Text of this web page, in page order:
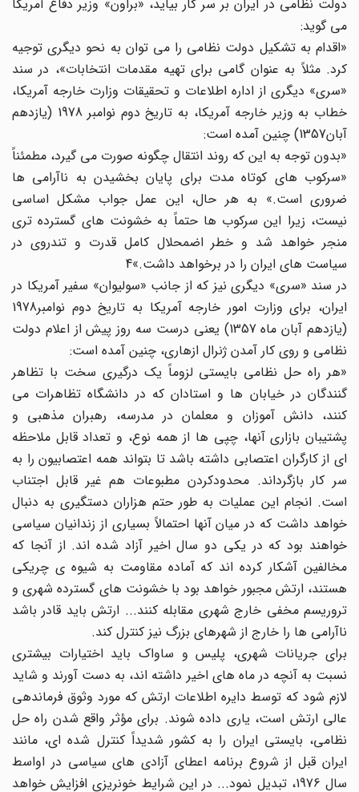
دولت نظامی در ایران بر سر کار بیاید، «براون» وزیر دفاع آمریکا
می گوید:
«اقدام به تشکیل دولت نظامی را می توان به نحو دیگری توجیه
کرد. مثلاً به عنوان گامی برای تهیه مقدمات انتخابات»، در سند
«سری» دیگری از اداره اطلاعات و تحقیقات وزارت خارجه آمریکا،
خطاب به وزیر خارجه آمریکا، به تاریخ دوم نوامبر 1978 (یازدهم
آبان1357) چنین آمده است:
«بدون توجه به این که روند انتقال چگونه صورت می گیرد، مطمئناً
«سرکوب های کوتاه مدت برای پایان بخشیدن به ناآرامی ها
ضروری است.» به هر حال، این عمل جواب مشکل اساسی
نیست، زیرا این سرکوب ها حتماً به خشونت های گسترده تری
منجر خواهد شد و خطر اضمحلال کامل قدرت و تندروی در
سیاست های ایران را در برخواهد داشت.»4
در سند «سری» دیگری نیز که از جانب «سولیوان» سفیر آمریکا در
ایران، برای وزارت امور خارجه آمریکا به تاریخ دوم نوامبر1978
(یازدهم آبان ماه 1357) یعنی درست سه روز پیش از اعلام دولت
نظامی و روی کار آمدن ژنرال ازهاری، چنین آمده است:
«هر راه حل نظامی بایستی لزوماً یک درگیری سخت با تظاهر
گنندگان در خیابان ها و استادان که در دانشگاه تظاهرات می
کنند، دانش آموزان و معلمان در مدرسه، رهبران مذهبی و
پشتیبان بازاری آنها، چپی ها از همه نوع، و تعداد قابل ملاحظه
ای از کارگران اعتصابی داشته باشد تا بتواند همه اعتصابیون را به
سر کار بازگرداند. محدودکردن مطبوعات هم غیر قابل اجتناب
است. انجام این عملیات به طور حتم هزاران دستگیری به دنبال
خواهد داشت که در میان آنها احتمالاً بسیاری از زندانیان سیاسی
خواهند بود که در یکی دو سال اخیر آزاد شده اند. از آنجا که
مخالفین آشکار کرده اند که آماده مقاومت به شیوه ی چریکی
هستند، ارتش مجبور خواهد بود با خشونت های گسترده شهری و
تروریسم مخفی خارج شهری مقابله کنند... ارتش باید قادر باشد
ناآرامی ها را خارج از شهرهای بزرگ نیز کنترل کند.
برای جریانات شهری، پلیس و ساواک باید اختیارات بیشتری
نسبت به آنچه در ماه های اخیر داشته اند، به دست آورند و شاید
لازم شود که توسط دایره اطلاعات ارتش که مورد وثوق فرماندهی
عالی ارتش است، یاری داده شوند. برای مؤثر واقع شدن راه حل
نظامی، بایستی ایران را به کشور شدیداً کنترل شده ای، مانند
ایران قبل از شروع برنامه اعطای آزادی های سیاسی در اواسط
سال 1976، تبدیل نمود... در این شرایط خونریزی افزایش خواهد